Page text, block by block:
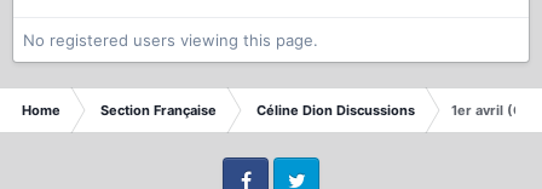
No registered users viewing this page.
Home Section Française Céline Dion Discussions 1er avril